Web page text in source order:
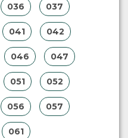
036 037
041 042
046 047
051 052
056 057
061